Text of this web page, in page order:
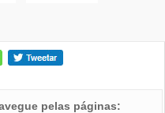
pelas páginas: